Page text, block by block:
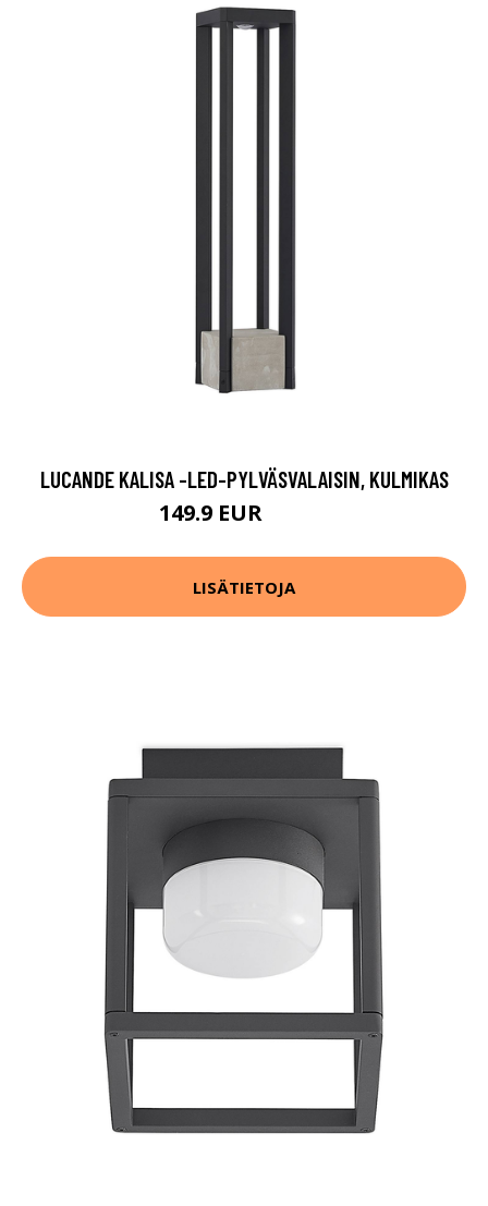
LUCANDE KALISA -LED-PYLVÄSVALAISIN, KULMIKAS
149.9 EUR
LISÄTIETOJA